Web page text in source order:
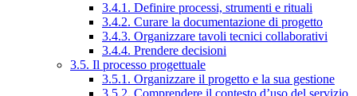
3.4.1. Definire processi, strumenti e rituali
3.4.2. Curare la documentazione di progetto
3.4.3. Organizzare tavoli tecnici collaborativi
3.4.4. Prendere decisioni
3.5. Il processo progettuale
3.5.1. Organizzare il progetto e la sua gestione
3.5.2. Comprendere il contesto d’uso del servizio